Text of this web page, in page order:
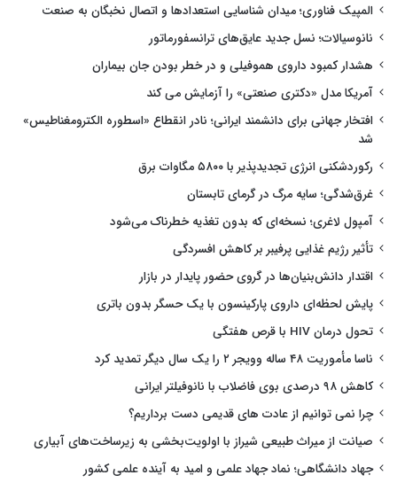
المپیک فناوری؛ میدان شناسایی استعدادها و اتصال نخبگان به صنعت
نانوسیالات؛ نسل جدید عایق‌های ترانسفورماتور
هشدار کمبود داروی هموفیلی و در خطر بودن جان بیماران
آمریکا مدل «دکتری صنعتی» را آزمایش می کند
افتخار جهانی برای دانشمند ایرانی؛ نادر انقطاع «اسطوره الکترومغناطیس»
شد
رکوردشکنی انرژی تجدیدپذیر با ۵۸۰۰ مگاوات برق
غرق‌شدگی؛ سایه مرگ در گرمای تابستان
آمپول لاغری؛ نسخه‌ای که بدون تغذیه خطرناک می‌شود
تأثیر رژیم غذایی پرفیبر بر کاهش افسردگی
اقتدار دانش‌بنیان‌ها در گروی حضور پایدار در بازار
پایش لحظه‌ای داروی پارکینسون با یک حسگر بدون باتری
تحول درمان HIV با قرص هفتگی
ناسا مأموریت ۴۸ ساله وویجر ۲ را یک سال دیگر تمدید کرد
کاهش ۹۸ درصدی بوی فاضلاب با نانوفیلتر ایرانی
چرا نمی توانیم از عادت های قدیمی دست برداریم؟
صیانت از میراث طبیعی شیراز با اولویت‌بخشی به زیرساخت‌های آبیاری
جهاد دانشگاهی؛ نماد جهاد علمی و امید به آینده علمی کشور